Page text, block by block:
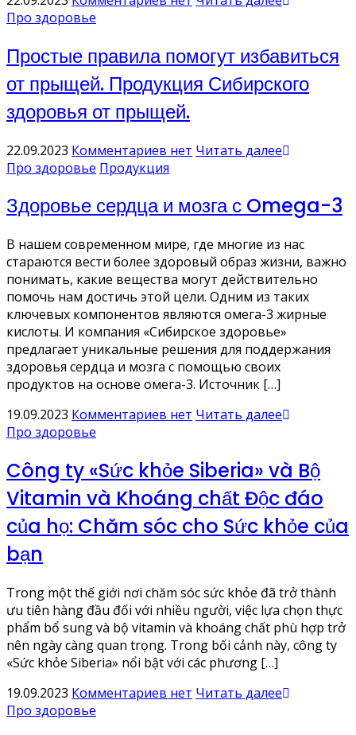
Про здоровье
Простые правила помогут избавиться
от прыщей. Продукция Сибирского
здоровья от прыщей.
22.09.2023 Комментариев нет Читать далее
Про здоровье Продукция
Здоровье сердца и мозга с Omega-3
В нашем современном мире, где многие из нас
стараются вести более здоровый образ жизни, важно
понимать, какие вещества могут действительно
помочь нам достичь этой цели. Одним из таких
ключевых компонентов являются омега-3 жирные
кислоты. И компания «Сибирское здоровье»
предлагает уникальные решения для поддержания
здоровья сердца и мозга с помощью своих
продуктов на основе омега-3. Источник […]
19.09.2023 Комментариев нет Читать далее
Про здоровье
Công ty «Sức khỏe Siberia» và Bộ
Vitamin và Khoáng chất Độc đáo
của họ: Chăm sóc cho Sức khỏe của
bạn
Trong một thế giới nơi chăm sóc sức khỏe đã trở thành
ưu tiên hàng đầu đối với nhiều người, việc lựa chọn thực
phẩm bổ sung và bộ vitamin và khoáng chất phù hợp trở
nên ngày càng quan trọng. Trong bối cảnh này, công ty
«Sức khỏe Siberia» nổi bật với các phương […]
19.09.2023 Комментариев нет Читать далее
Про здоровье